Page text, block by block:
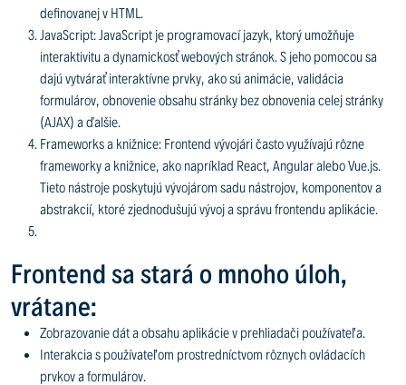
definovanej v HTML.
JavaScript: JavaScript je programovací jazyk, ktorý umožňuje
interaktivitu a dynamickosť webových stránok. S jeho pomocou sa
dajú vytvárať interaktívne prvky, ako sú animácie, validácia
formulárov, obnovenie obsahu stránky bez obnovenia celej stránky
(AJAX) a ďalšie.
Frameworks a knižnice: Frontend vývojári často využívajú rôzne
frameworky a knižnice, ako napríklad React, Angular alebo Vue.js.
Tieto nástroje poskytujú vývojárom sadu nástrojov, komponentov a
abstrakcií, ktoré zjednodušujú vývoj a správu frontendu aplikácie.
Frontend sa stará o mnoho úloh,
vrátane:
Zobrazovanie dát a obsahu aplikácie v prehliadači používateľa.
Interakcia s používateľom prostredníctvom rôznych ovládacích
prvkov a formulárov.